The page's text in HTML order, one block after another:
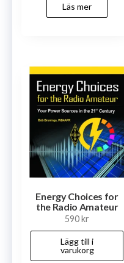
Läs mer
Energy Choices for
the Radio Amateur
590kr
Lägg till i
varukorg